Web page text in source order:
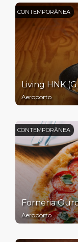
CONTEMPORÂNEA
Living HNK
Aeroporto
CONTEMPORÂNEA
Forneria
Aeroporto